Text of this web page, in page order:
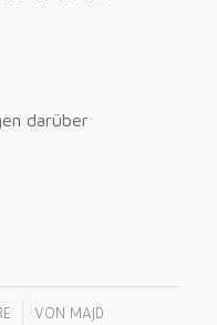
darüber
VON MAJD